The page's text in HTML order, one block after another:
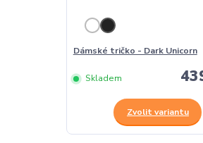
Dámské tričko - Dark Unicorn
Skladem
Zvolit variantu